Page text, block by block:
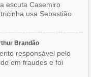
escuta Casemiro
usa Sebastião
Brandão
responsável pelo
em fraudes e foi